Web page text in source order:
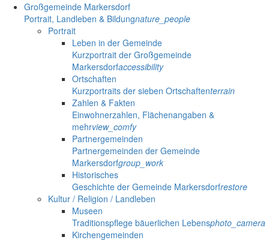
Großgemeinde Markersdorf
Portrait, Landleben & Bildungnature_people
Portrait
Leben in der Gemeinde
Kurzportrait der Großgemeinde
Markersdorfaccessibility
Ortschaften
Kurzportraits der sieben Ortschaftenterrain
Zahlen & Fakten
Einwohnerzahlen, Flächenangaben &
mehrview_comfy
Partnergemeinden
Partnergemeinden der Gemeinde
Markersdorfgroup_work
Historisches
Geschichte der Gemeinde Markersdorfrestore
Kultur / Religion / Landleben
Museen
Traditionspflege bäuerlichen Lebensphoto_camera
Kirchengemeinden